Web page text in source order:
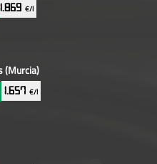
1.869€/l
(Murcia)
1.657€/l